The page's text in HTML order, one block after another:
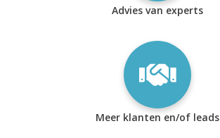
Advies van experts
Meer klanten en/of leads